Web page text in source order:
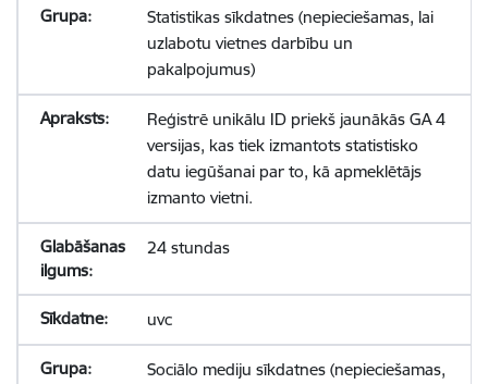
Statistikas sīkdatnes (nepieciešamas, lai
uzlabotu vietnes darbību un
pakalpojumus)
Reģistrē unikālu ID priekš jaunākās GA 4
versijas, kas tiek izmantots statistisko
datu iegūšanai par to, kā apmeklētājs
izmanto vietni.
24 stundas
uvc
Sociālo mediju sīkdatnes (nepieciešamas,